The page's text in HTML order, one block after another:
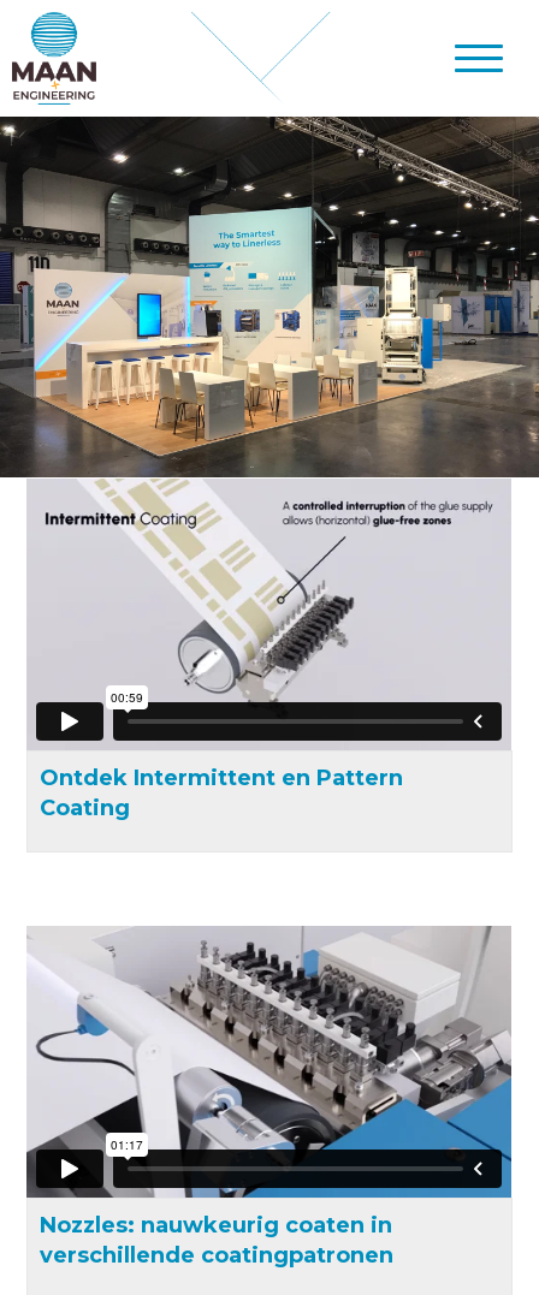
Ontdek Intermittent en Pattern
Coating
Nozzles: nauwkeurig coaten in
verschillende coatingpatronen